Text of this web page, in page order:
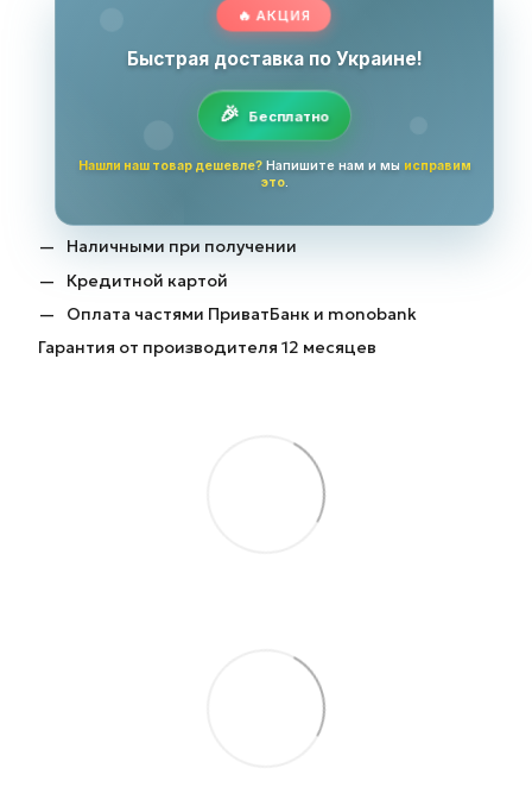
🔥 АКЦИЯ
Быстрая доставка по Украине!
Бесплатно
Нашли наш товар дешевле?Напишите нам и мы исправим
это.
Наличными при получении
Кредитной картой
Оплата частями ПриватБанк и monobank
Гарантия от производителя 12 месяцев